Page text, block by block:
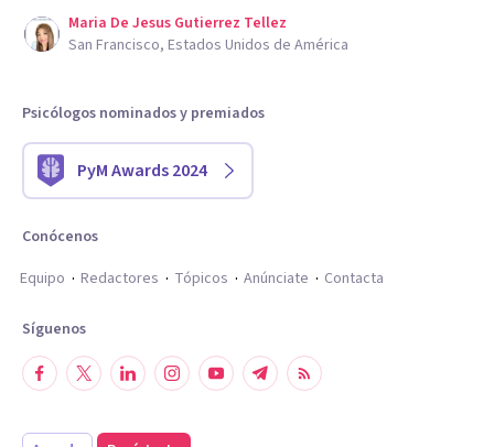
Maria De Jesus Gutierrez Tellez
San Francisco, Estados Unidos de América
Psicólogos nominados y premiados
PyM Awards 2024
Conócenos
Equipo
Redactores Tópicos Anúnciate Contacta
Síguenos